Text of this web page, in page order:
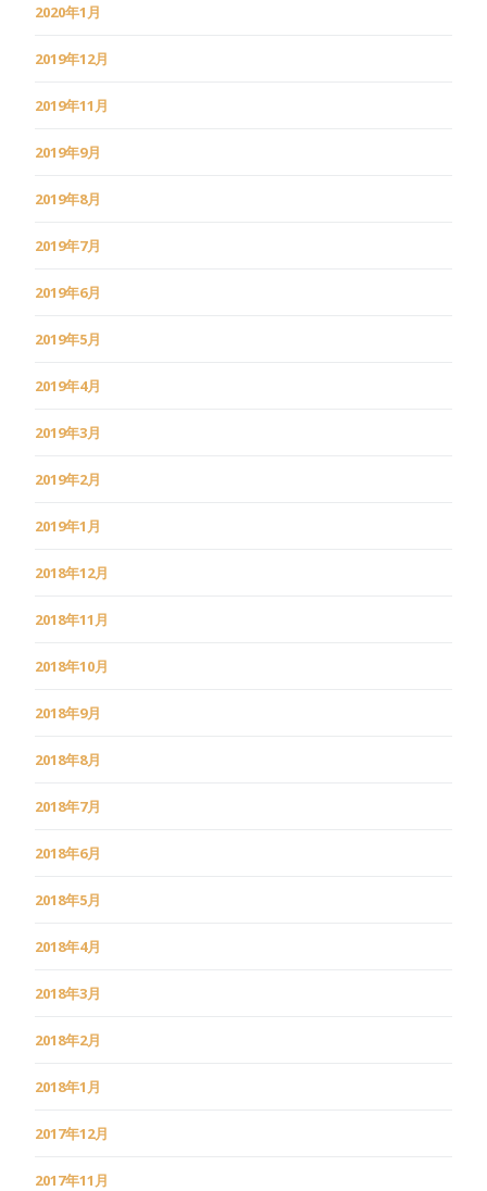
2020年1月
2019年12月
2019年11月
2019年9月
2019年8月
2019年7月
2019年6月
2019年5月
2019年4月
2019年3月
2019年2月
2019年1月
2018年12月
2018年11月
2018年10月
2018年9月
2018年8月
2018年7月
2018年6月
2018年5月
2018年4月
2018年3月
2018年2月
2018年1月
2017年12月
2017年11月